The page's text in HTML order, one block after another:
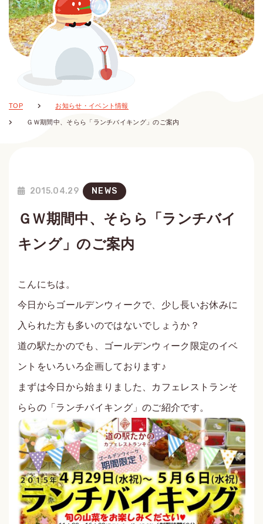
TOP お知らせ・イベント情報
ＧＷ期間中、そらら「ランチバイキング」のご案内
2015.04.29 NEWS
ＧＷ期間中、そらら「ランチバイ
キング」のご案内
こんにちは。
今日からゴールデンウィークで、少し長いお休みに
入られた方も多いのではないでしょうか？
道の駅たかのでも、ゴールデンウィーク限定のイベ
ントをいろいろ企画しております♪
まずは今日から始まりました、カフェレストランそ
ららの「ランチバイキング」のご紹介です。